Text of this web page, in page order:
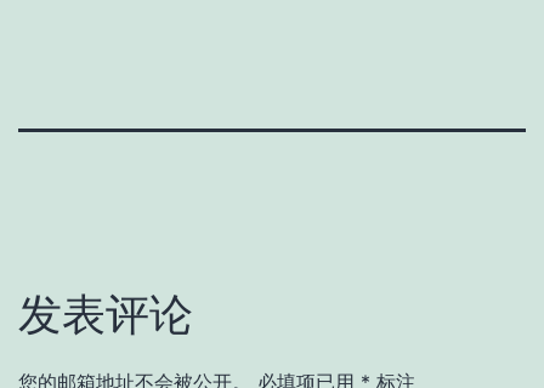
发表评论
您的邮箱地址不会被公开。 必填项已用 * 标注